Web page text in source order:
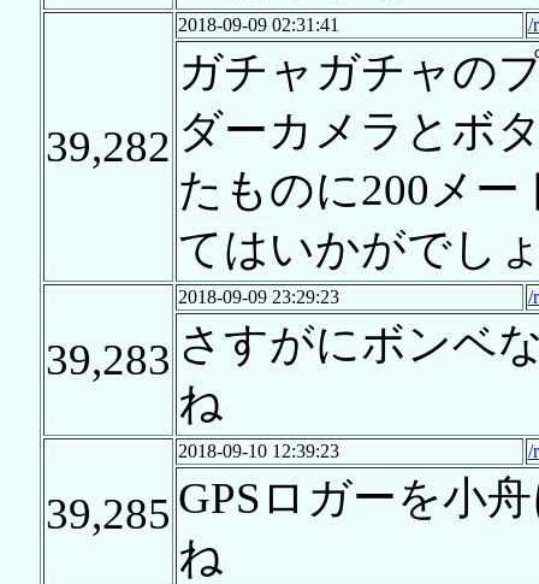
39,282
2018-09-09 02:31:41 /
ガチャガチャの
ダーカメラとボ
たものに200メ
てはいかがでし
39,283
2018-09-09 23:29:23 /
さすがにボンベ
ね
39,285
2018-09-10 12:39:23 /
GPSロガーを小
ね